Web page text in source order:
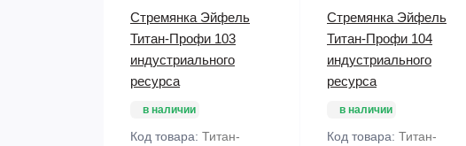
Стремянка Эйфель
Титан-Профи 103
индустриального
ресурса
в наличии
Код товара: Титан-
Стремянка Эйфель
Титан-Профи 104
индустриального
ресурса
в наличии
Код товара: Титан-